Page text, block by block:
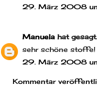
29. März 2008
Manuela hat
sehr schöne stoffe!
29. März 2008
Kommentar